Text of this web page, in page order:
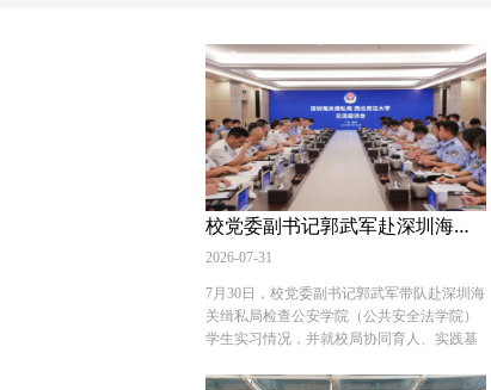
校党委副书记郭武军赴深圳海关缉私局检查学生实习工作并看望校友
2026-07-31
7月30日，校党委副书记郭武军带队赴深圳海
关缉私局检查公安学院（公共安全法学院）
学生实习情况，并就校局协同育人、实践基
长张军强参加调研并主持座谈会，深圳海关